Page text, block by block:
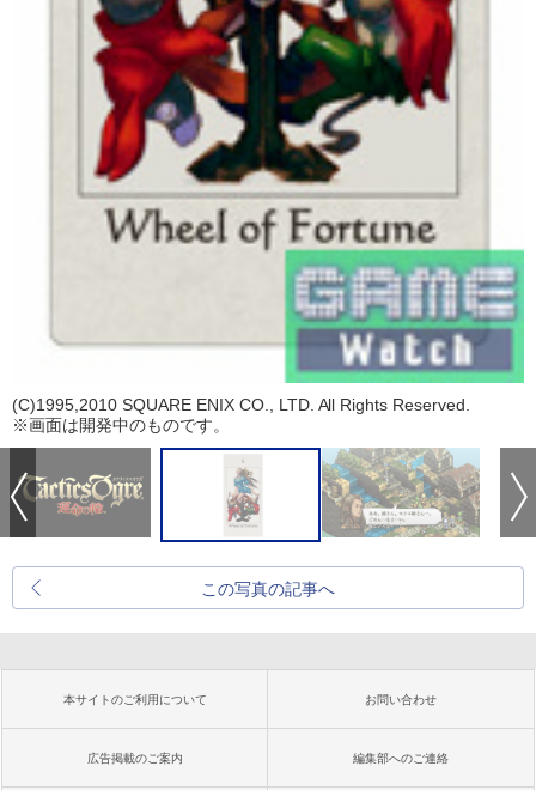
(C)1995,2010 SQUARE ENIX CO., LTD. All Rights Reserved.
※画面は開発中のものです。
この写真の記事へ
本サイトのご利用について お問い合わせ
広告掲載のご案内 編集部へのご連絡